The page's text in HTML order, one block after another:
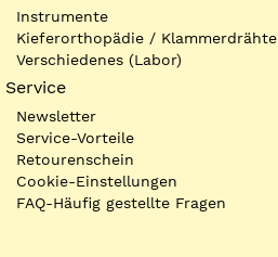
Instrumente
Kieferorthopädie / Klammerdrähte
Verschiedenes (Labor)
Service
Newsletter
Service-Vorteile
Retourenschein
Cookie-Einstellungen
FAQ-Häufig gestellte Fragen